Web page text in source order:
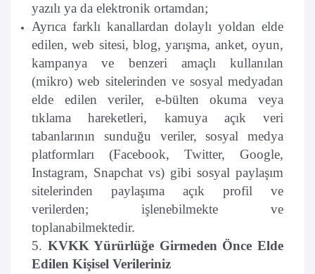
yazılı ya da elektronik ortamdan;
Ayrıca farklı kanallardan dolaylı yoldan elde
edilen, web sitesi, blog, yarışma, anket, oyun,
kampanya ve benzeri amaçlı kullanılan
(mikro) web sitelerinden ve sosyal medyadan
elde edilen veriler, e-bülten okuma veya
tıklama hareketleri, kamuya açık veri
tabanlarının sunduğu veriler, sosyal medya
platformları (Facebook, Twitter, Google,
Instagram, Snapchat vs) gibi sosyal paylaşım
sitelerinden paylaşıma açık profil ve
verilerden; işlenebilmekte ve
toplanabilmektedir.
5. KVKK Yürürlüğe Girmeden Önce Elde
Edilen Kişisel Verileriniz